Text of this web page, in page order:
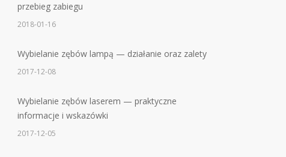
przebieg zabiegu
2018-01-16
Wybielanie zębów lampą — działanie oraz zalety
2017-12-08
Wybielanie zębów laserem — praktyczne
informacje i wskazówki
2017-12-05